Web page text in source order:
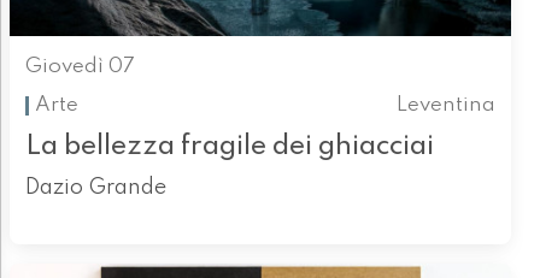
Giovedì 07
Arte
Leventina
La bellezza fragile dei ghiacciai
Dazio Grande